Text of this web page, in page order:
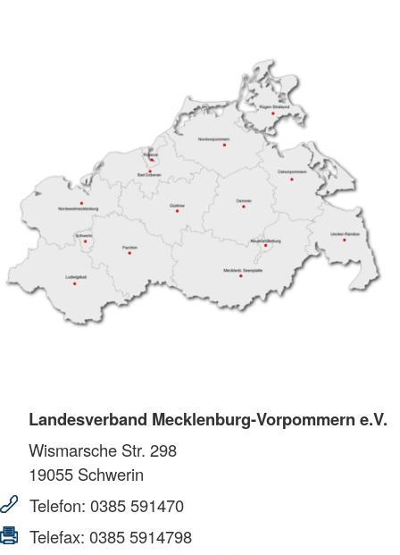
Landesverband Mecklenburg-Vorpommern e.V.
Wismarsche Str. 298
19055 Schwerin
Telefon: 0385 591470
Telefax: 0385 5914798